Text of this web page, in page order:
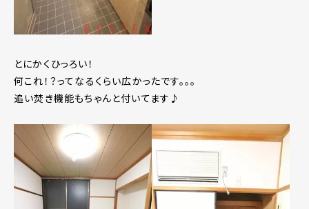
とにかくひっろい！
何これ！？ってなるくらい広かったです。。。
追い焚き機能もちゃんと付いてます♪